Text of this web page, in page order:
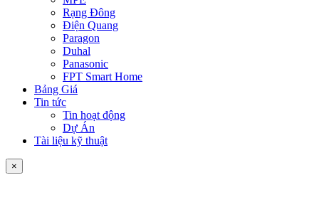
Rạng Đông
Điện Quang
Paragon
Duhal
Panasonic
FPT Smart Home
Bảng Giá
Tin tức
Tin hoạt động
Dự Án
Tài liệu kỹ thuật
×